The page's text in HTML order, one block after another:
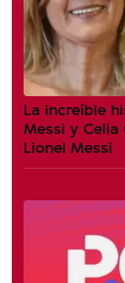
La increíble
Messi y
Lionel Messi